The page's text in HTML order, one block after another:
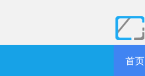
首页